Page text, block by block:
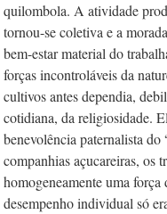
quilombola. A atividade
tornou-se coletiva e a
bem-estar material do
forças incontroláveis da
cultivos antes dependia,
cotidiana, da religiosidade.
benevolência paternalista
companhias açucareiras, os
homogeneamente uma
desempenho individual só